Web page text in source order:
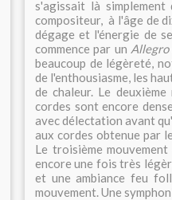
s'agissait là
compositeur, à l'âge de
dégage et l'énergie de
commence par un Allegro
beaucoup de légèreté,
de l'enthousiasme, les
de chaleur. Le
cordes sont encore
avec délectation avant
aux cordes obtenue par
Le troisième
encore une fois très
et une ambiance feu
mouvement. Une